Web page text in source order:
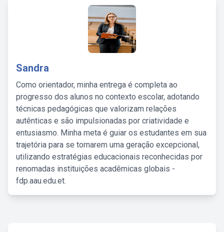
Sandra
Como orientador, minha entrega é completa ao
progresso dos alunos no contexto escolar, adotando
técnicas pedagógicas que valorizam relações
autênticas e são impulsionadas por criatividade e
entusiasmo. Minha meta é guiar os estudantes em sua
trajetória para se tornarem uma geração excepcional,
utilizando estratégias educacionais reconhecidas por
renomadas instituições acadêmicas globais -
fdp.aau.edu.et.